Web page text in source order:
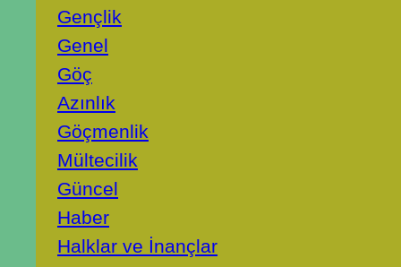
Gençlik
Genel
Göç
Azınlık
Göçmenlik
Mültecilik
Güncel
Haber
Halklar ve İnançlar